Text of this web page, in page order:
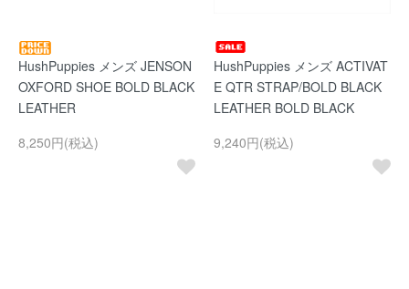
HushPuppies メンズ JENSON
OXFORD SHOE BOLD BLACK
LEATHER
8,250円(税込)
HushPuppies メンズ ACTIVAT
E QTR STRAP/BOLD BLACK
LEATHER BOLD BLACK
9,240円(税込)